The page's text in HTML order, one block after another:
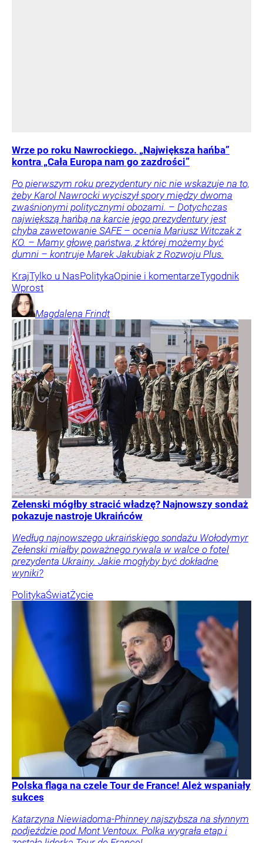
Wrze po roku Nawrockiego. „Największa hańba”
kontra „Cała Europa nam go zazdrości”
Po pierwszym roku prezydentury nic nie wskazuje na to,
żeby Karol Nawrocki wyciszył spory między dwoma
zwaśnionymi politycznymi obozami. – Dotychczas
największą hańbą na karcie jego prezydentury jest
chyba zawetowanie SAFE – ocenia Mariusz Witczak z
KO. – Mamy głowę państwa, z której możemy być
dumni – kontruje Marek Jakubiak z Rozwoju Plus.
KrajTylko u NasPolitykaOpinie i komentarzeTygodnik
Wprost
Magdalena Frindt
Zełenski mógłby stracić władzę? Najnowszy sondaż
pokazuje nastroje Ukraińców
Według najnowszego ukraińskiego sondażu Wołodymyr
Zełenski miałby poważnego rywala w walce o fotel
prezydenta Ukrainy. Jakie mogłyby być dokładne
wyniki?
PolitykaŚwiatŻycie
Polska flaga na czele Tour de France! Ależ wspaniały
sukces
Katarzyna Niewiadoma-Phinney najszybsza na słynnym
podjeździe pod Mont Ventoux. Polka wygrała etap i